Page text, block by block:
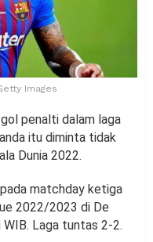
Images
penalti dalam laga
itu diminta tidak
Dunia 2022.
matchday ketiga
2022/2023 di De
Laga tuntas 2-2.